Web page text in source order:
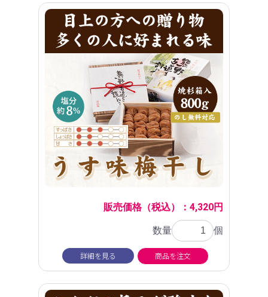
販売価格（税込）：4,320円
数量 個
詳細を見る 商品を注文